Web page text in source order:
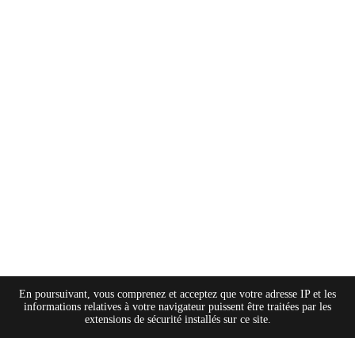
En poursuivant, vous comprenez et acceptez que votre adresse IP et les
informations relatives à votre navigateur puissent être traitées par les
extensions de sécurité installés sur ce site.